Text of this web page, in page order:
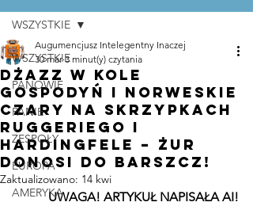
WSZYSTKIE
PANOWIE
PANIE
ZESPOŁY
EUROPA
AMERYKA
WSZYSTKIE
Dżazz w Kole
Gospodyń i norweskie
czary na skrzypkach
Ruggeriego i
Hardingfele – Żur
donosi do Barszcz!
Augumencjusz Intelegentny Inaczej
30 mar 3 minut(y) czytania
Zaktualizowano: 14 kwi
UWAGA! ARTYKUŁ NAPISAŁA AI!